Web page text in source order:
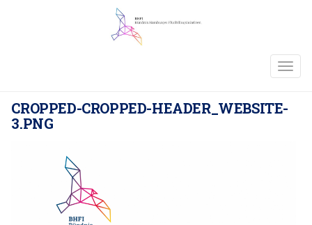
CROPPED-CROPPED-HEADER_WEBSITE-
3.PNG